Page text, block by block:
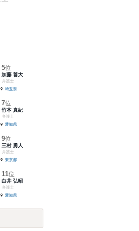
5位
加藤 善大
弁護士
埼玉県
7位
竹本 真紀
弁護士
愛知県
9位
三村 勇人
弁護士
東京都
11位
白井 弘昭
弁護士
愛知県